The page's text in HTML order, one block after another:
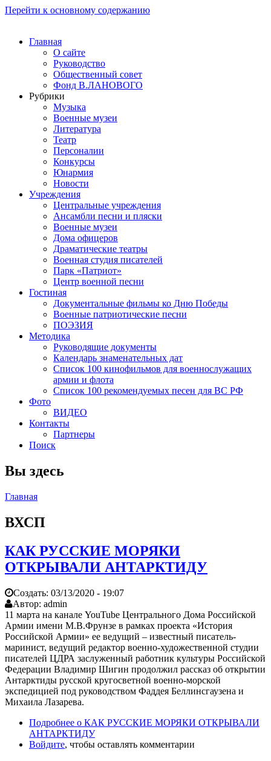
Перейти к основному содержанию
Главная
О сайте
Руководство
Общественный совет
Фонд В.ЛАНОВОГО
Рубрики
Музыка
Военные музеи
Литература
Театр
Персоналии
Конкурсы
Юнармия
Новости
Учреждения
Центральные учреждения
Ансамбли песни и пляски
Военные музеи
Дома офицеров
Драматические театры
Военная студия писателей
Парк «Патриот»
Центр военной песни
Гостиная
Документальные фильмы ко Дню Победы
Военные патриотические песни
ПОЭЗИЯ
Методика
Руководящие документы
Календарь знаменательных дат
Список 100 кинофильмов для военнослужащих
армии и флота
Список 100 рекомендуемых песен для ВС РФ
Фото
ВИДЕО
Контакты
Партнеры
Поиск
Вы здесь
Главная
ВХСП
КАК РУССКИЕ МОРЯКИ
ОТКРЫВАЛИ АНТАРКТИДУ
Создать: 03/13/2020 - 19:07
Автор: admin
11 марта на канале YouTube Центрального Дома Российской
Армии имени М.В.Фрунзе в рамках проекта «История
Российской Армии» ее ведущий – известный писатель-
маринист, ведущий редактор военно-художественной студии
писателей ЦДРА заслуженный работник культуры Российской
Федерации Владимир Шигин продолжил рассказ об открытии
Антарктиды русской кругосветной военно-морской
экспедицией под руководством Фаддея Беллинсгаузена и
Михаила Лазарева.
Подробнее о КАК РУССКИЕ МОРЯКИ ОТКРЫВАЛИ
АНТАРКТИДУ
Войдите, чтобы оставлять комментарии